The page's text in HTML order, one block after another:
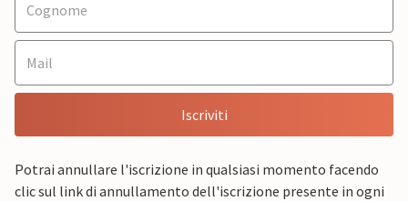
Iscriviti
Potrai annullare l'iscrizione in qualsiasi momento facendo
clic sul link di annullamento dell'iscrizione presente in ogni